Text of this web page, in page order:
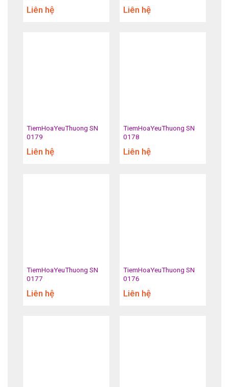
Liên hệ Liên hệ
TiemHoaYeuThuong SN
0179
Liên hệ
TiemHoaYeuThuong SN
0178
Liên hệ
TiemHoaYeuThuong SN
0177
Liên hệ
TiemHoaYeuThuong SN
0176
Liên hệ